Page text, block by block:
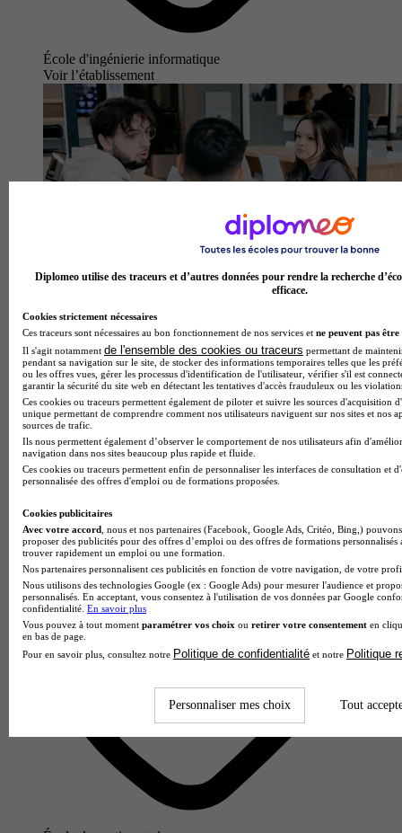
École d'ingénierie informatique
Voir l’établissement
MBS - School of Business
4.3
141 avis
Montpellier
Diplomeo utilise des traceurs et d’autres données pour rendre la recherche
efficace.
Cookies strictement nécessaires
Ces traceurs sont nécessaires au bon fonctionnement de nos services et ne peuvent pas être
Il s'agit notamment de l'ensemble des cookies ou traceurs permettant de
pendant sa navigation sur le site, de stocker des informations temporaires telles que les
ou les offres vues, gérer les processus d'identification de l'utilisateur, vérifier s'il est
garantir la sécurité du site web en détectant les tentatives d'accès frauduleux ou les
Ces cookies ou traceurs permettent également de piloter et suivre les sources d'acquisition
unique permettant de comprendre comment nos utilisateurs naviguent sur nos sites et nos
sources de trafic.
Ils nous permettent également d’observer le comportement de nos utilisateurs afin
navigation dans nos sites beaucoup plus rapide et fluide.
Ces cookies ou traceurs permettent enfin de personnaliser les interfaces de consultation et
personnalisée des offres d'emploi ou de formations proposées.
Cookies publicitaires
Avec votre accord , nous et nos partenaires (Facebook, Google Ads, Critéo, Bing,)
proposer des publicités pour des offres d’emploi ou des offres de formations
trouver rapidement un emploi ou une formation.
Nos partenaires personnalisent ces publicités en fonction de votre navigation, de votre
Nous utilisons des technologies Google (ex : Google Ads) pour mesurer l'audience et
personnalisés. En acceptant, vous consentez à l'utilisation de vos données par Google
confidentialité. En savoir plus
Vous pouvez à tout moment paramétrer vos choix ou retirer votre consentement en
en bas de page.
Pour en savoir plus, consultez notre Politique de confidentialité et notre Politique
Personnaliser mes choix Tout